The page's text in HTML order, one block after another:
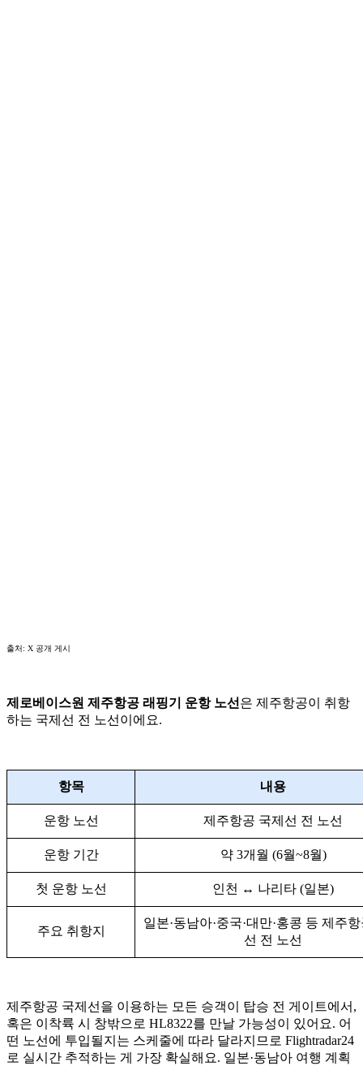
출처: X 공개 게시
제로베이스원 제주항공 래핑기 운항 노선 은 제주항공이 취항
하는 국제선 전 노선이에요.
항목 내용
운항 노선 제주항공 국제선 전 노선
운항 기간 약 3개월 (6월~8월)
첫 운항 노선 인천 ↔ 나리타 (일본)
주요 취항지
일본·동남아·중국·대만·홍콩 등 제주
선 전 노선
제주항공 국제선을 이용하는 모든 승객이 탑승 전 게이트에서,
혹은 이착륙 시 창밖으로 HL8322를 만날 가능성이 있어요. 어
떤 노선에 투입될지는 스케줄에 따라 달라지므로 Flightradar24
로 실시간 추적하는 게 가장 확실해요. 일본·동남아 여행 계획